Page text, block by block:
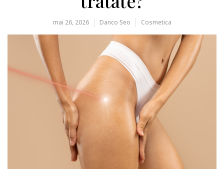
mai 26, 2026 Danco Seo Cosmetica